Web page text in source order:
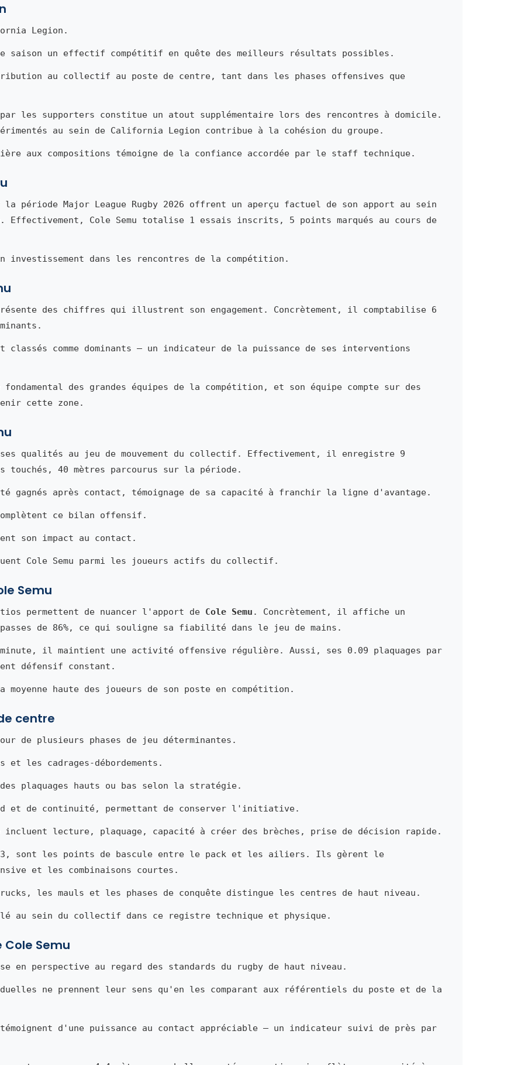
Legion.
saison un effectif compétitif en quête des meilleurs résultats possibles.
au collectif au poste de centre, tant dans les phases offensives que
les supporters constitue un atout supplémentaire lors des rencontres à domicile.
au sein de California Legion contribue à la cohésion du groupe.
aux compositions témoigne de la confiance accordée par le staff technique.
la période Major League Rugby 2026 offrent un aperçu factuel de son apport au sein
Cole Semu totalise 1 essais inscrits, 5 points marqués au cours de
dans les rencontres de la compétition.
des chiffres qui illustrent son engagement. Concrètement, il comptabilise 6
classés comme dominants — un indicateur de la puissance de ses interventions
des grandes équipes de la compétition, et son équipe compte sur des
cette zone.
qualités au jeu de mouvement du collectif. Effectivement, il enregistre 9
touchés, 40 mètres parcourus sur la période.
gagnés après contact, témoignage de sa capacité à franchir la ligne d'avantage.
ce bilan offensif.
son impact au contact.
Cole Semu parmi les joueurs actifs du collectif.
Semu
permettent de nuancer l'apport de Cole Semu . Concrètement, il affiche un
de 86%, ce qui souligne sa fiabilité dans le jeu de mains.
minute, il maintient une activité offensive régulière. Aussi, ses 0.09 plaquages par
défensif constant.
haute des joueurs de son poste en compétition.
centre
de plusieurs phases de jeu déterminantes.
les cadrages-débordements.
plaquages hauts ou bas selon la stratégie.
et de continuité, permettant de conserver l'initiative.
incluent lecture, plaquage, capacité à créer des brèches, prise de décision rapide.
sont les points de bascule entre le pack et les ailiers. Ils gèrent le
et les combinaisons courtes.
les mauls et les phases de conquête distingue les centres de haut niveau.
au sein du collectif dans ce registre technique et physique.
Semu
en perspective au regard des standards du rugby de haut niveau.
ne prennent leur sens qu'en les comparant aux référentiels du poste et de la
d'une puissance au contact appréciable — un indicateur suivi de près par